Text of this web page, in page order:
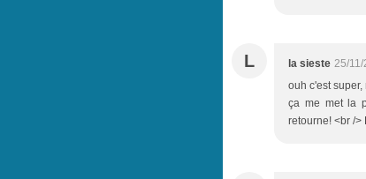
L la sieste 25/
ouh c'est
ça me met la
retourne! <br />